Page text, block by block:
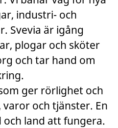
industri- och
Svevia är igång
plogar och sköter
och tar hand om
ger rörlighet och
och tjänster. En
land att fungera.